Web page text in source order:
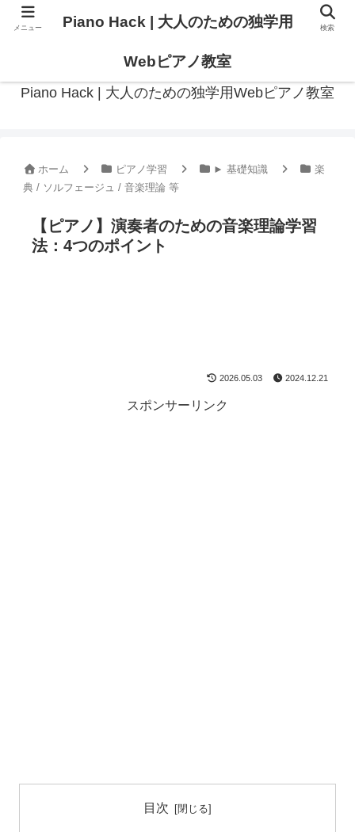
Piano Hack | 大人のための独学用Webピアノ教室
ホーム ピアノ学習 ► 基礎知識
楽
典 / ソルフェージュ / 音楽理論 等
【ピアノ】演奏者のための音楽理論学習
法：4つのポイント
2026.05.03 2024.12.21
スポンサーリンク
目次
メニュー Piano Hack | 大人のための独学用
Webピアノ教室
検索